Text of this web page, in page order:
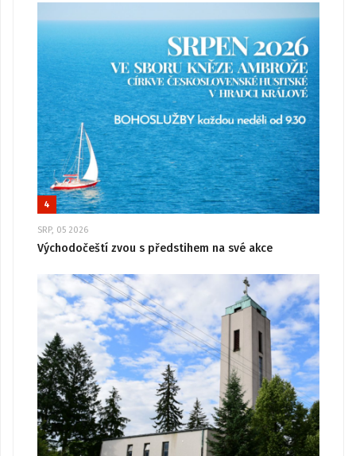
4
SRP, 05 2026
Východočeští zvou s předstihem na své akce